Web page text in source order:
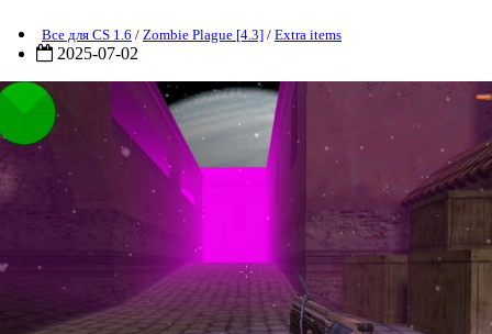
Все для CS 1.6 / Zombie Plague [4.3] / Extra items
2025-07-02